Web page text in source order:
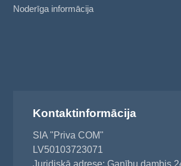
Noderīga informācija
Kontaktinformācija
SIA "Priva COM"
LV50103723071